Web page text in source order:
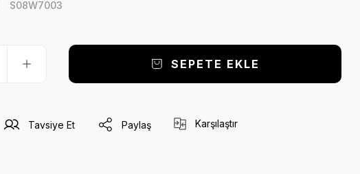
S08W7003
SEPETE EKLE
Tavsiye Et Paylaş Karşılaştır